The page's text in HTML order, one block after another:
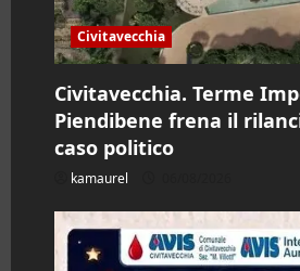
l
o
Civitavecchia
Civitavecchia. Terme
Piendibene frena il
caso politico
kamaurel